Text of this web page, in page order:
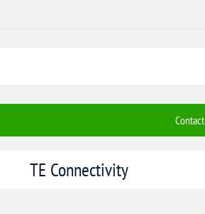
Contact
TE Connectivity